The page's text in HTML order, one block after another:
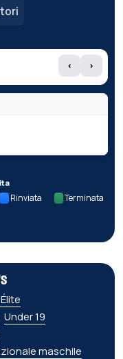
‹ ›
Rinviata Terminata
Under 19
maschile